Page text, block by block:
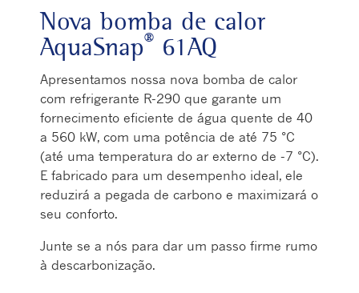
Nova bomba de calor
AquaSnap® 61AQ
Apresentamos nossa nova bomba de calor
com refrigerante R-290 que garante um
fornecimento eficiente de água quente de 40
a 560 kW, com uma potência de até 75 °C
(até uma temperatura do ar externo de -7 °C).
E fabricado para um desempenho ideal, ele
reduzirá a pegada de carbono e maximizará o
seu conforto.
Junte se a nós para dar um passo firme rumo
à descarbonização.